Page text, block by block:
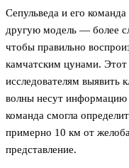
Сепульведа и его
другую модель — более
чтобы правильно
камчатским цунами. Этот
исследователям выявить
волны несут информацию
команда смогла
примерно 10 км от
представление.